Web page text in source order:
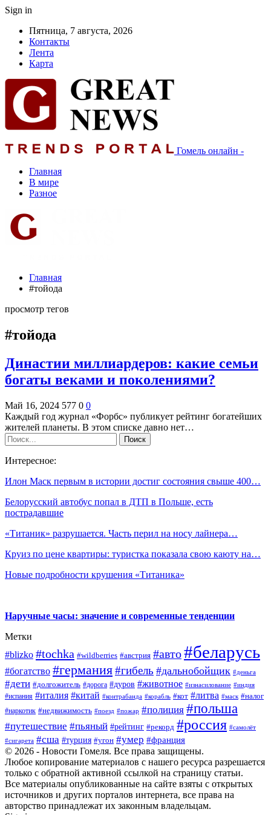
Sign in
Пятница, 7 августа, 2026
Контакты
Лента
Карта
Гомель онлайн -
Главная
В мире
Разное
Главная
#тойода
просмотр тегов
#тойода
Династии миллиардеров: какие семьи
богаты веками и поколениями?
Май 16, 2024 577 0 0
Каждый год журнал «Форбс» публикует рейтинг богатейших
жителей планеты. В этом списке давно нет…
Интересное:
Илон Маск первым в истории достиг состояния свыше 400…
Белорусский автобус попал в ДТП в Польше, есть
пострадавшие
«Титаник» разрушается. Часть перил на носу лайнера…
Круиз по цене квартиры: туристка показала свою каюту на…
Новые подробности крушения «Титаника»
Наручные часы: значение и современные тенденции
Метки
#blizko #tochka #wildberries #австрия #авто#беларусь
#богатство #германия#гибель #дальнобойщик #деньга
#дети #долгожитель #дорога #дуров #животное #изнасилование #индия
#испания #италия #китай #контрабанда #корабль #кот #литва #маск #налог
#наркотик #недвижимость #поезд #пожар #полиция #польша
#путешествие #пьяный #рейтинг #рекорд #россия #самолёт
#сигарета #сша #турция #угон #умер #франция
© 2026 - Новости Гомеля. Все права защищены.
Любое копирование материалов с нашего ресурса разрешается
только с обратной активной ссылкой на страницу статьи.
Все материалы опубликованные на сайте взяты с открытых
источников и других порталов интернета, все права на
авторство принадлежат их законным владельцам.